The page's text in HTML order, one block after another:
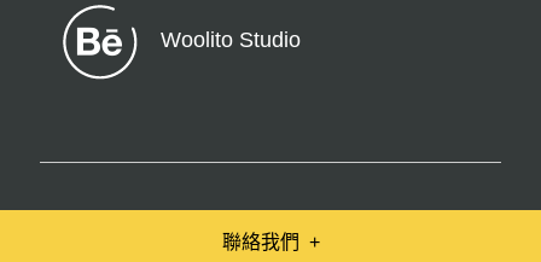
Woolito Studio
聯絡我們 +